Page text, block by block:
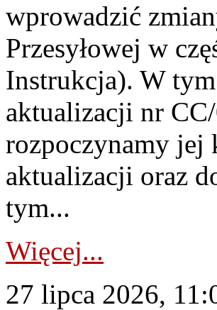
wprowadzić
Przesyłowej w
Instrukcja). W
aktualizacji nr
rozpoczynamy jej
aktualizacji oraz
tym...
Więcej...
27 lipca 2026,